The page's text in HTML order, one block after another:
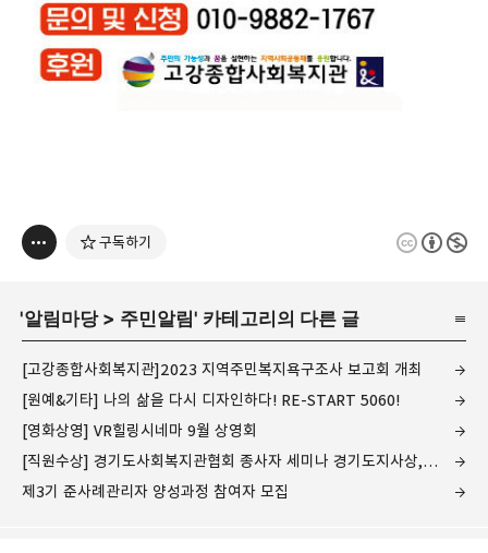
구독하기
'알림마당> 주민알림' 카테고리의 다른 글
[고강종합사회복지관]2023 지역주민복지욕구조사 보고회 개최
[원예&기타] 나의 삶을 다시 디자인하다! RE-START 5060!
[영화상영] VR힐링시네마 9월 상영회
[직원수상] 경기도사회복지관협회 종사자 세미나 경기도지사상, 우수프로그램 우수상 수상
제3기 준사례관리자 양성과정 참여자 모집